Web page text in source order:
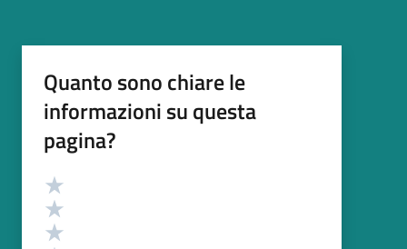
Quanto sono chiare le
informazioni su questa
pagina?
Valutazione